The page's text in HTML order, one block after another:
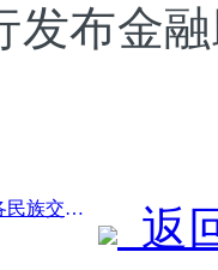
发布金
前一篇：新疆喀什举行旅游促各民族交流推广活动 返